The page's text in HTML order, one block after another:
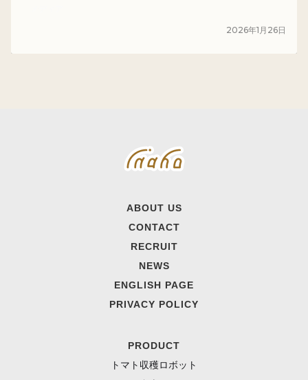
2026年1 月 26日
ABOUT US
CONTACT
RECRUIT
NEWS
ENGLISH PAGE
PRIVACY POLICY
PRODUCT
トマト収穫ロボット